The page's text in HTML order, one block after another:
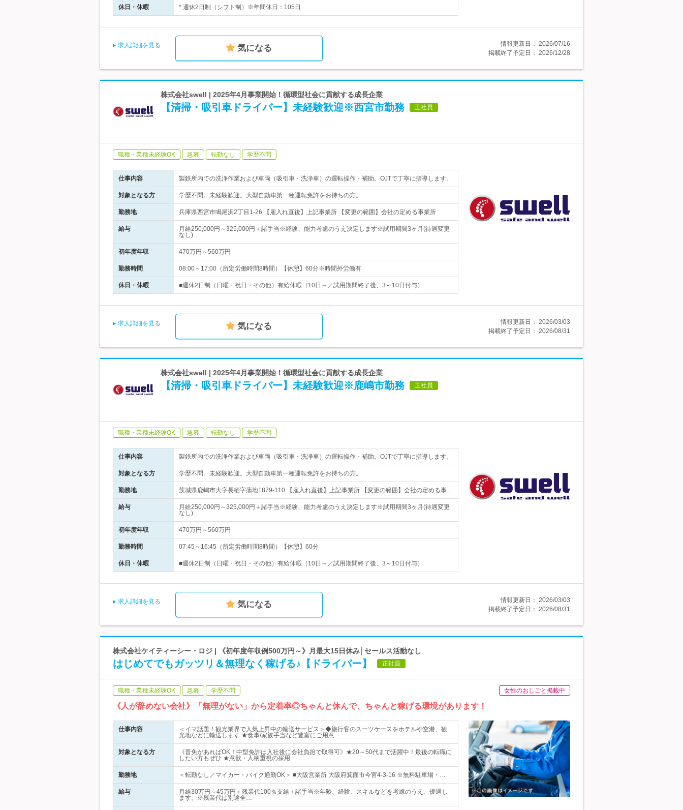
休日・休暇 * 週休2日制（シフト制）※年間休日：105日
求人詳細を見る 気になる 情報更新日： 2026/07/16
掲載終了予定日： 2026/12/28
株式会社swell | 2025年4月事業開始！循環型社会に貢献する成長企業
【清掃・吸引車ドライバー】未経験歓迎※西宮市勤務 正社員
職種・業種未経験OK 急募 転勤なし 学歴不問
仕事内容 製鉄所内での洗浄作業および車両（吸引車・洗浄車）の運転操作・補助。OJTで丁寧に指導します。
対象となる方 学歴不問。未経験歓迎。大型自動車第一種運転免許をお持ちの方。
勤務地 兵庫県西宮市鳴尾浜2丁目1-26 【雇入れ直後】上記事業所 【変更の範囲】会社の定める事業所
給与
月給250,000円～325,000円＋諸手当※経験、能力考慮のうえ決定します※試用期間3ヶ月(待遇変更
なし)
初年度年収 470万円～560万円
勤務時間 08:00～17:00（所定労働時間8時間）【休憩】60分※時間外労働有
休日・休暇 ■週休2日制（日曜・祝日・その他）有給休暇（10日～／試用期間終了後、3～10日付与）
求人詳細を見る 気になる 情報更新日： 2026/03/03
掲載終了予定日： 2026/08/31
株式会社swell | 2025年4月事業開始！循環型社会に貢献する成長企業
【清掃・吸引車ドライバー】未経験歓迎※鹿嶋市勤務 正社員
職種・業種未経験OK 急募 転勤なし 学歴不問
仕事内容 製鉄所内での洗浄作業および車両（吸引車・洗浄車）の運転操作・補助。OJTで丁寧に指導します。
対象となる方 学歴不問。未経験歓迎。大型自動車第一種運転免許をお持ちの方。
勤務地 茨城県鹿嶋市大字長栖字蒲地1879-110 【雇入れ直後】上記事業所 【変更の範囲】会社の定める事…
給与
月給250,000円～325,000円＋諸手当※経験、能力考慮のうえ決定します※試用期間3ヶ月(待遇変更
なし)
初年度年収 470万円～560万円
勤務時間 07:45～16:45（所定労働時間8時間）【休憩】60分
休日・休暇 ■週休2日制（日曜・祝日・その他）有給休暇（10日～／試用期間終了後、3～10日付与）
求人詳細を見る 気になる 情報更新日： 2026/03/03
掲載終了予定日： 2026/08/31
株式会社ケイティーシー・ロジ | 《初年度年収例500万円～》月最大15日休み│セールス活動なし
はじめてでもガッツリ＆無理なく稼げる♪【ドライバー】 正社員
職種・業種未経験OK 急募 学歴不問 女性のおしごと掲載中
《人が辞めない会社》「無理がない」から定着率◎ちゃんと休んで、ちゃんと稼げる環境があります！
仕事内容
＜イマ話題！観光業界で人気上昇中の輸送サービス＞◆旅行客のスーツケースをホテルや空港、観
光地などに輸送します ★食事/家族手当など豊富にご用意
対象となる方
《普免があればOK！中型免許は入社後に会社負担で取得可》★20～50代まで活躍中！最後の転職に
したい方もぜひ ★意欲・人柄重視の採用
勤務地 ＜転勤なし／マイカー・バイク通勤OK＞ ■大阪営業所 大阪府箕面市今宮4-3-16 ※無料駐車場・…
給与
月給30万円～45万円＋残業代100％支給＋諸手当※年齢、経験、スキルなどを考慮のうえ、優遇し
ます。※残業代は別途全…